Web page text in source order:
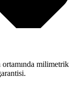
milimetrik